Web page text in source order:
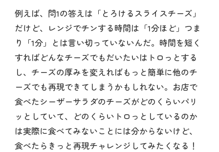
例えば、問1の答えは「とろけるスライスチーズ」
だけど、レンジでチンする時間は「1分ほど」つま
り「1分」とは言い切っていないんだ。時間を短く
すればどんなチーズでもだいたいはトロっとする
し、チーズの厚みを変えればもっと簡単に他のチ
ーズでも再現できてしまうかもしれない。お店で
食べたシーザーサラダのチーズがどのくらいパリ
ッとしていて、どのくらいトロっとしているのか
は実際に食べてみないことには分からないけど、
食べたらきっと再現チャレンジしてみたくなる！